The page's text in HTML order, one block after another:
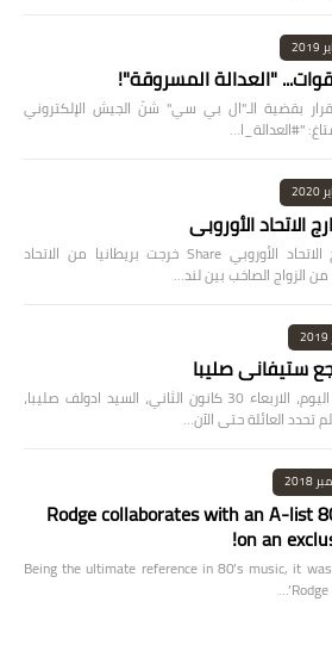
"العدالة المسروقة"!
بقضية الـ"ال بي سي" شنّ الجيش الإلكتروني
"#العدالة_ا…
الاتحاد الأوروبي
بريطانيا خارج الاتحاد الأوروبي Share خرجت بريطانيا من الاتحاد
ستيفاني صليبا
توفي صباح اليوم، الاربعاء 30 كانون الثاني، السيد ادولف صليبا،
تحدد العائلة حتى الآن…
Rodge collaborates with an A-list
on an
Being the ultimate reference in 80’s music, it